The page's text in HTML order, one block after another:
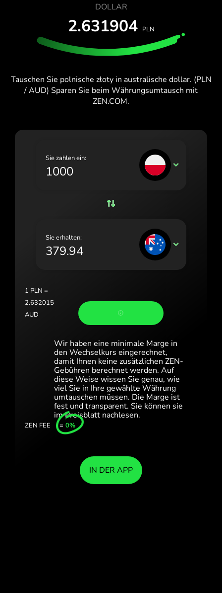
France (Français)
Ireland (English)
Κύπρος (Ελληνικά)
Magyarország (Magyar)
Nederland (Nederlands)
România (Română)
Sverige (Svenska)
Україна (Українська)
Türkiye (Türkçe)
Singapore (English)
United Kingdom (English)
International (English)
Karten & Pläne
Entwickler
KOSTENLOS TESTEN
HILFE-CENTER
DOLLAR
2.631904 PLN
Tauschen Sie polnische złoty in australische dollar. (PLN
/ AUD) Sparen Sie beim Währungsumtausch mit
ZEN.COM.
Sie zahlen ein:
PLN
Sie erhalten:
AUD
1 PLN =
2.632015
AUD
Wir haben eine minimale Marge in
den Wechselkurs eingerechnet,
damit Ihnen keine zusätzlichen ZEN-
Gebühren berechnet werden. Auf
diese Weise wissen Sie genau, wie
viel Sie in Ihre gewählte Währung
umtauschen müssen. Die Marge ist
fest und transparent. Sie können sie
im Preisblatt nachlesen.
ZEN FEE = 0%
IN DER APP